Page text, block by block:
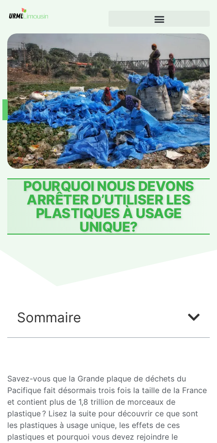
POURQUOI NOUS DEVONS
ARRÊTER D’UTILISER LES
PLASTIQUES À USAGE
UNIQUE?
Sommaire
Savez-vous que la Grande plaque de déchets du
Pacifique fait désormais trois fois la taille de la France
et contient plus de 1,8 trillion de morceaux de
plastique ? Lisez la suite pour découvrir ce que sont
les plastiques à usage unique, les effets de ces
plastiques et pourquoi vous devez rejoindre le